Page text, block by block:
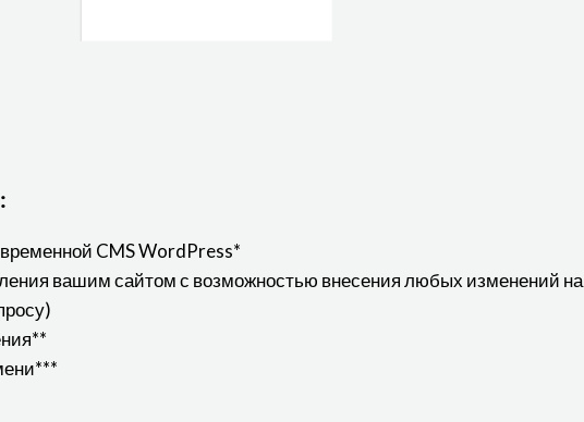
CMS WordPress*
вашим сайтом с возможностью внесения любых изменений на